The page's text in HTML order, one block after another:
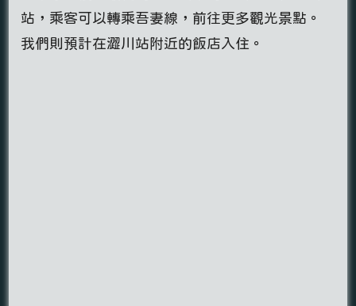
站，乘客可以轉乘吾妻線，前往更多觀光景點。
我們則預計在澀川站附近的飯店入住。